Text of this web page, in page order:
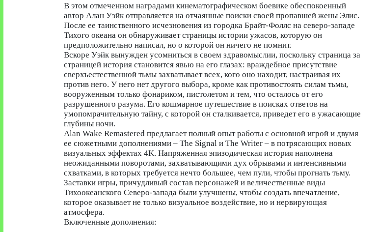
В этом отмеченном наградами кинематографическом боевике обеспокоенный
автор Алан Уэйк отправляется на отчаянные поиски своей пропавшей жены Элис.
После ее таинственного исчезновения из городка Брайт-Фоллс на северо-западе
Тихого океана он обнаруживает страницы истории ужасов, которую он
предположительно написал, но о которой он ничего не помнит.
Вскоре Уэйк вынужден усомниться в своем здравомыслии, поскольку страница за
страницей история становится явью на его глазах: враждебное присутствие
сверхъестественной тьмы захватывает всех, кого оно находит, настраивая их
против него. У него нет другого выбора, кроме как противостоять силам тьмы,
вооруженным только фонариком, пистолетом и тем, что осталось от его
разрушенного разума. Его кошмарное путешествие в поисках ответов на
умопомрачительную тайну, с которой он сталкивается, приведет его в ужасающие
глубины ночи.
Alan Wake Remastered предлагает полный опыт работы с основной игрой и двумя
ее сюжетными дополнениями – The Signal и The Writer – в потрясающих новых
визуальных эффектах 4K. Напряженная эпизодическая история наполнена
неожиданными поворотами, захватывающими дух обрывами и интенсивными
схватками, в которых требуется нечто большее, чем пули, чтобы прогнать тьму.
Заставки игры, причудливый состав персонажей и величественные виды
Тихоокеанского Северо-запада были улучшены, чтобы создать впечатление,
которое оказывает не только визуальное воздействие, но и нервирующая
атмосфера.
Включенные дополнения: